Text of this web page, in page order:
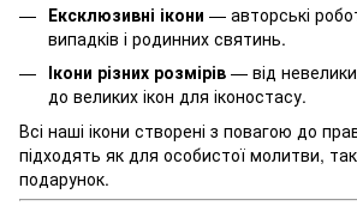
Ексклюзивні ікони — авторські
випадків і родинних святинь.
Ікони різних розмірів — від
до великих ікон для іконостасу.
Всі наші ікони створені з повагою до
підходять як для особистої молитви,
подарунок.